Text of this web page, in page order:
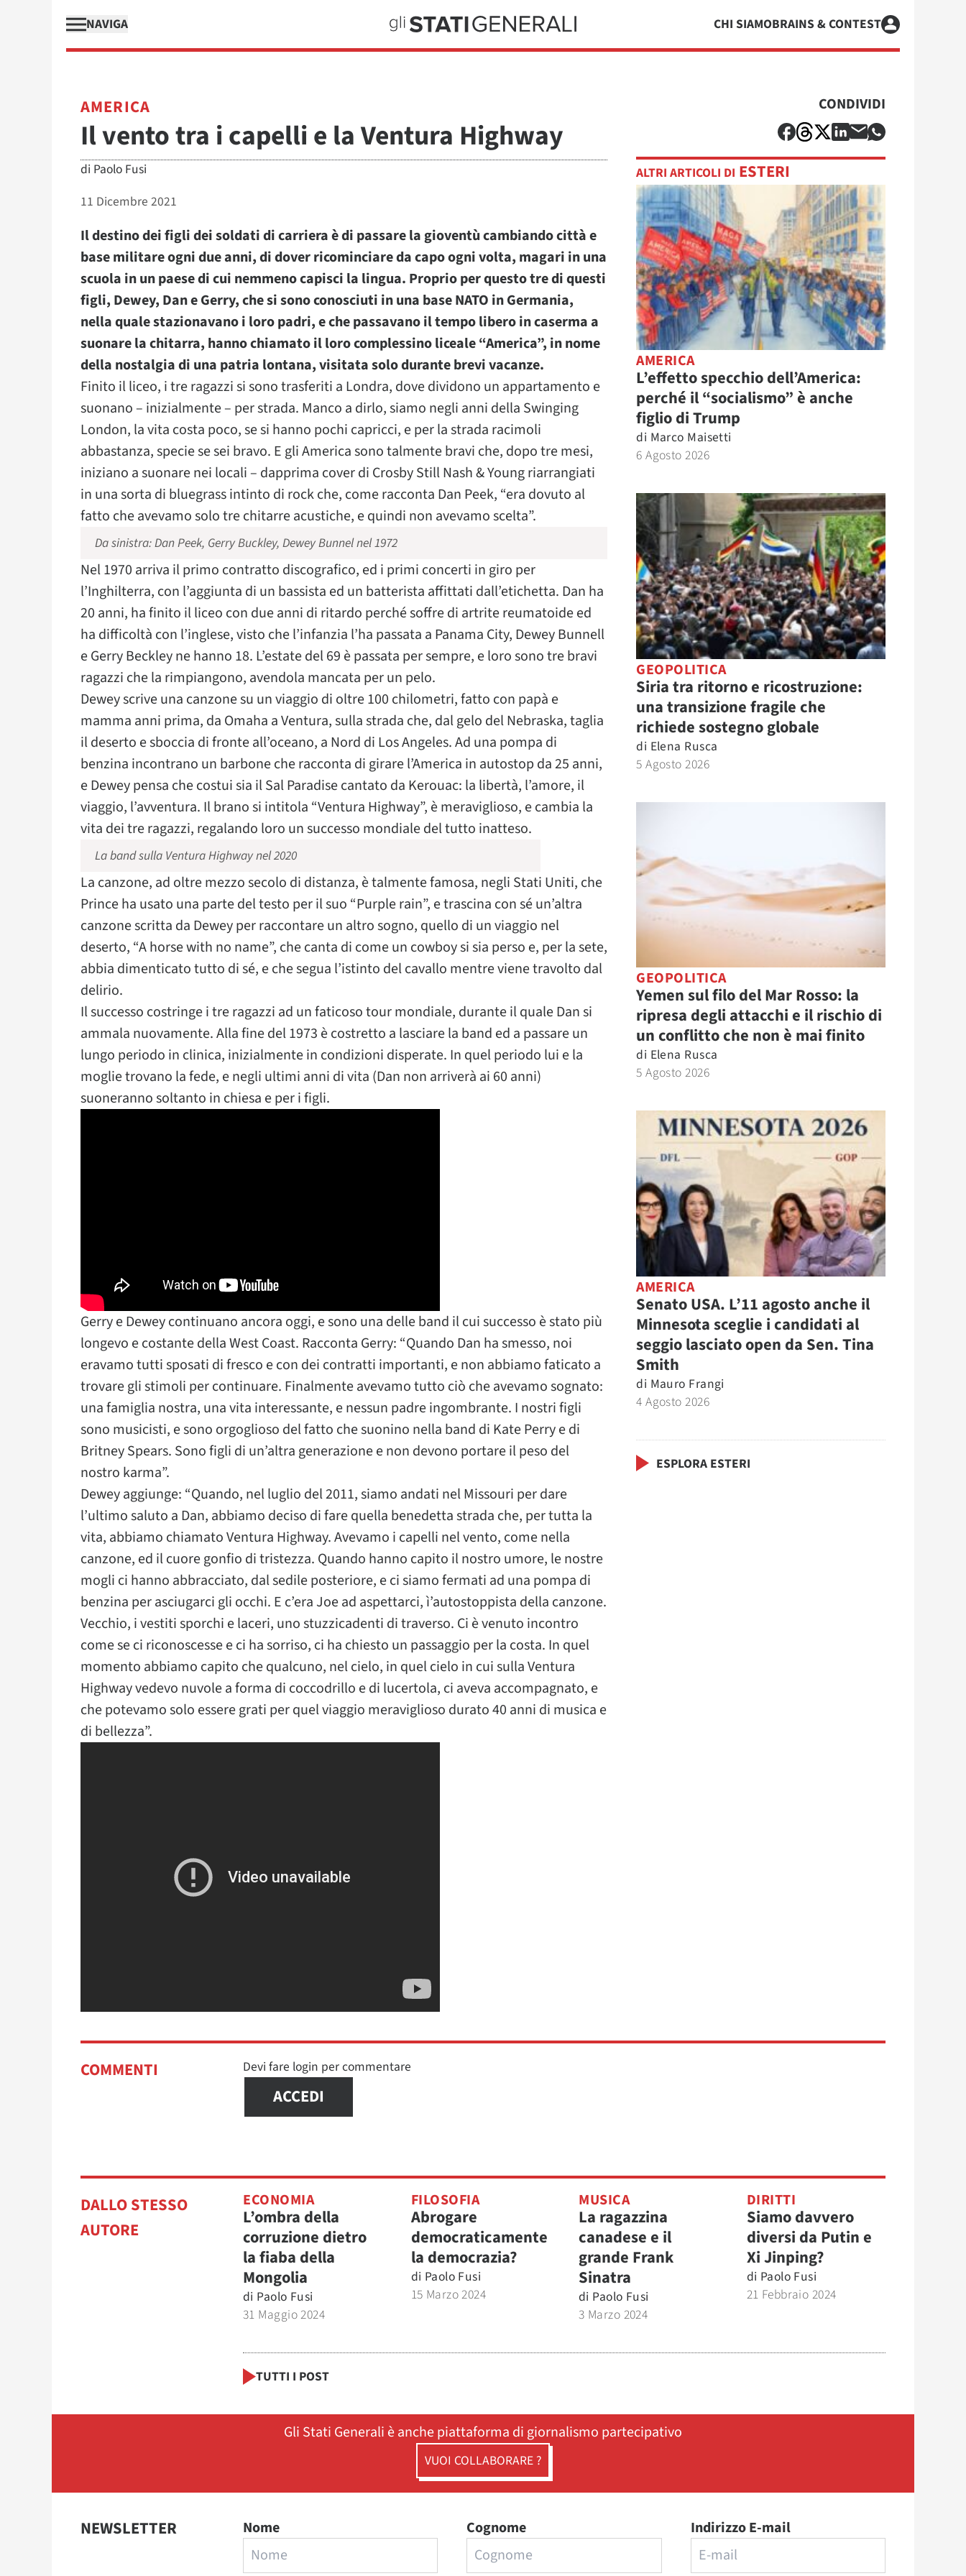
NAVIGA CHI SIAMOBRAINS & CONTEST
AMERICA
Il vento tra i capelli e la Ventura Highway
di Paolo Fusi
11 Dicembre 2021
Il destino dei figli dei soldati di carriera è di passare la gioventù cambiando città e
base militare ogni due anni, di dover ricominciare da capo ogni volta, magari in una
scuola in un paese di cui nemmeno capisci la lingua. Proprio per questo tre di questi
figli, Dewey, Dan e Gerry, che si sono conosciuti in una base NATO in Germania,
nella quale stazionavano i loro padri, e che passavano il tempo libero in caserma a
suonare la chitarra, hanno chiamato il loro complessino liceale “America”, in nome
della nostalgia di una patria lontana, visitata solo durante brevi vacanze.
Finito il liceo, i tre ragazzi si sono trasferiti a Londra, dove dividono un appartamento e
suonano – inizialmente – per strada. Manco a dirlo, siamo negli anni della Swinging
London, la vita costa poco, se si hanno pochi capricci, e per la strada racimoli
abbastanza, specie se sei bravo. E gli America sono talmente bravi che, dopo tre mesi,
iniziano a suonare nei locali – dapprima cover di Crosby Still Nash & Young riarrangiati
in una sorta di bluegrass intinto di rock che, come racconta Dan Peek, “era dovuto al
fatto che avevamo solo tre chitarre acustiche, e quindi non avevamo scelta”.
Da sinistra: Dan Peek, Gerry Buckley, Dewey Bunnel nel 1972
Nel 1970 arriva il primo contratto discografico, ed i primi concerti in giro per
l’Inghilterra, con l’aggiunta di un bassista ed un batterista affittati dall’etichetta. Dan ha
20 anni, ha finito il liceo con due anni di ritardo perché soffre di artrite reumatoide ed
ha difficoltà con l’inglese, visto che l’infanzia l’ha passata a Panama City, Dewey Bunnell
e Gerry Beckley ne hanno 18. L’estate del 69 è passata per sempre, e loro sono tre bravi
ragazzi che la rimpiangono, avendola mancata per un pelo.
Dewey scrive una canzone su un viaggio di oltre 100 chilometri, fatto con papà e
mamma anni prima, da Omaha a Ventura, sulla strada che, dal gelo del Nebraska, taglia
il deserto e sboccia di fronte all’oceano, a Nord di Los Angeles. Ad una pompa di
benzina incontrano un barbone che racconta di girare l’America in autostop da 25 anni,
e Dewey pensa che costui sia il Sal Paradise cantato da Kerouac: la libertà, l’amore, il
viaggio, l’avventura. Il brano si intitola “Ventura Highway”, è meraviglioso, e cambia la
vita dei tre ragazzi, regalando loro un successo mondiale del tutto inatteso.
La band sulla Ventura Highway nel 2020
La canzone, ad oltre mezzo secolo di distanza, è talmente famosa, negli Stati Uniti, che
Prince ha usato una parte del testo per il suo “Purple rain”, e trascina con sé un’altra
canzone scritta da Dewey per raccontare un altro sogno, quello di un viaggio nel
deserto, “A horse with no name”, che canta di come un cowboy si sia perso e, per la sete,
abbia dimenticato tutto di sé, e che segua l’istinto del cavallo mentre viene travolto dal
delirio.
Il successo costringe i tre ragazzi ad un faticoso tour mondiale, durante il quale Dan si
ammala nuovamente. Alla fine del 1973 è costretto a lasciare la band ed a passare un
lungo periodo in clinica, inizialmente in condizioni disperate. In quel periodo lui e la
moglie trovano la fede, e negli ultimi anni di vita (Dan non arriverà ai 60 anni)
suoneranno soltanto in chiesa e per i figli.
Gerry e Dewey continuano ancora oggi, e sono una delle band il cui successo è stato più
longevo e costante della West Coast. Racconta Gerry: “Quando Dan ha smesso, noi
eravamo tutti sposati di fresco e con dei contratti importanti, e non abbiamo faticato a
trovare gli stimoli per continuare. Finalmente avevamo tutto ciò che avevamo sognato:
una famiglia nostra, una vita interessante, e nessun padre ingombrante. I nostri figli
sono musicisti, e sono orgoglioso del fatto che suonino nella band di Kate Perry e di
Britney Spears. Sono figli di un’altra generazione e non devono portare il peso del
nostro karma”.
Dewey aggiunge: “Quando, nel luglio del 2011, siamo andati nel Missouri per dare
l’ultimo saluto a Dan, abbiamo deciso di fare quella benedetta strada che, per tutta la
vita, abbiamo chiamato Ventura Highway. Avevamo i capelli nel vento, come nella
canzone, ed il cuore gonfio di tristezza. Quando hanno capito il nostro umore, le nostre
mogli ci hanno abbracciato, dal sedile posteriore, e ci siamo fermati ad una pompa di
benzina per asciugarci gli occhi. E c’era Joe ad aspettarci, ì’autostoppista della canzone.
Vecchio, i vestiti sporchi e laceri, uno stuzzicadenti di traverso. Ci è venuto incontro
come se ci riconoscesse e ci ha sorriso, ci ha chiesto un passaggio per la costa. In quel
momento abbiamo capito che qualcuno, nel cielo, in quel cielo in cui sulla Ventura
Highway vedevo nuvole a forma di coccodrillo e di lucertola, ci aveva accompagnato, e
che potevamo solo essere grati per quel viaggio meraviglioso durato 40 anni di musica e
di bellezza”.
CONDIVIDI
ALTRI ARTICOLI DI ESTERI
AMERICA
L’effetto specchio dell’America:
perché il “socialismo” è anche
figlio di Trump
di Marco Maisetti
6 Agosto 2026
GEOPOLITICA
Siria tra ritorno e ricostruzione:
una transizione fragile che
richiede sostegno globale
di Elena Rusca
5 Agosto 2026
GEOPOLITICA
Yemen sul filo del Mar Rosso: la
ripresa degli attacchi e il rischio di
un conflitto che non è mai finito
di Elena Rusca
5 Agosto 2026
AMERICA
Senato USA. L’11 agosto anche il
Minnesota sceglie i candidati al
seggio lasciato open da Sen. Tina
Smith
di Mauro Frangi
4 Agosto 2026
ESPLORA ESTERI
COMMENTI Devi fare login per commentare
ACCEDI
DALLO STESSO
AUTORE
ECONOMIA
L’ombra della
corruzione dietro
la fiaba della
Mongolia
di Paolo Fusi
31 Maggio 2024
FILOSOFIA
Abrogare
democraticamente
la democrazia?
di Paolo Fusi
15 Marzo 2024
MUSICA
La ragazzina
canadese e il
grande Frank
Sinatra
di Paolo Fusi
3 Marzo 2024
DIRITTI
Siamo davvero
diversi da Putin e
Xi Jinping?
di Paolo Fusi
21 Febbraio 2024
TUTTI I POST
Gli Stati Generali è anche piattaforma di giornalismo partecipativo
VUOI COLLABORARE ?
NEWSLETTER Nome Cognome Indirizzo E-mail